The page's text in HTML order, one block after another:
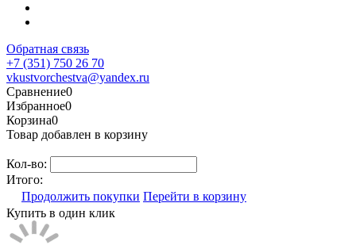
Обратная связь
+7 (351) 750 26 70
vkustvorchestva@yandex.ru
Сравнение0
Избранное0
Корзина0
Товар добавлен в корзину
Кол-во:
Итого:
Продолжить покупки Перейти в корзину
Купить в один клик